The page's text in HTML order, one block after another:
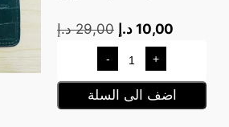
29,00 د.إ 10,00 د.إ
- +
اضف الى السلة